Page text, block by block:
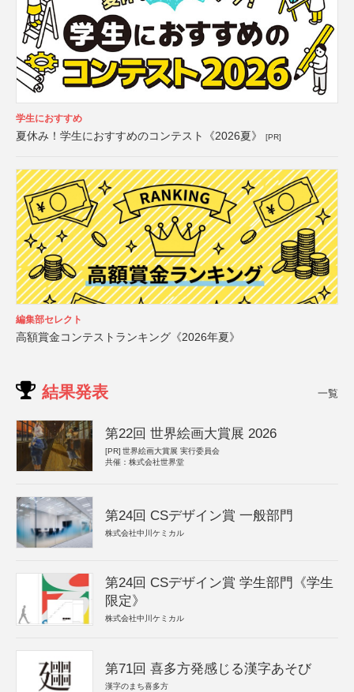
学生におすすめ
夏休み！学生におすすめのコンテスト《2026夏》 [PR]
編集部セレクト
高額賞金コンテストランキング《2026年夏》
結果発表 一覧
第22回 世界絵画大賞展 2026
[PR] 世界絵画大賞展 実行委員会
共催：株式会社世界堂
第24回 CSデザイン賞 一般部門
株式会社中川ケミカル
第24回 CSデザイン賞 学生部門《学生
限定》
株式会社中川ケミカル
第71回 喜多方発感じる漢字あそび
漢字のまち喜多方